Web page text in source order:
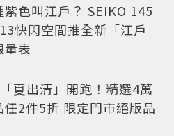
紫色叫江戶？ SEIKO 145
快閃空間推全新「江戶
量表
夏出清」開跑！精選4萬
任2件5折 限定門市絕版品